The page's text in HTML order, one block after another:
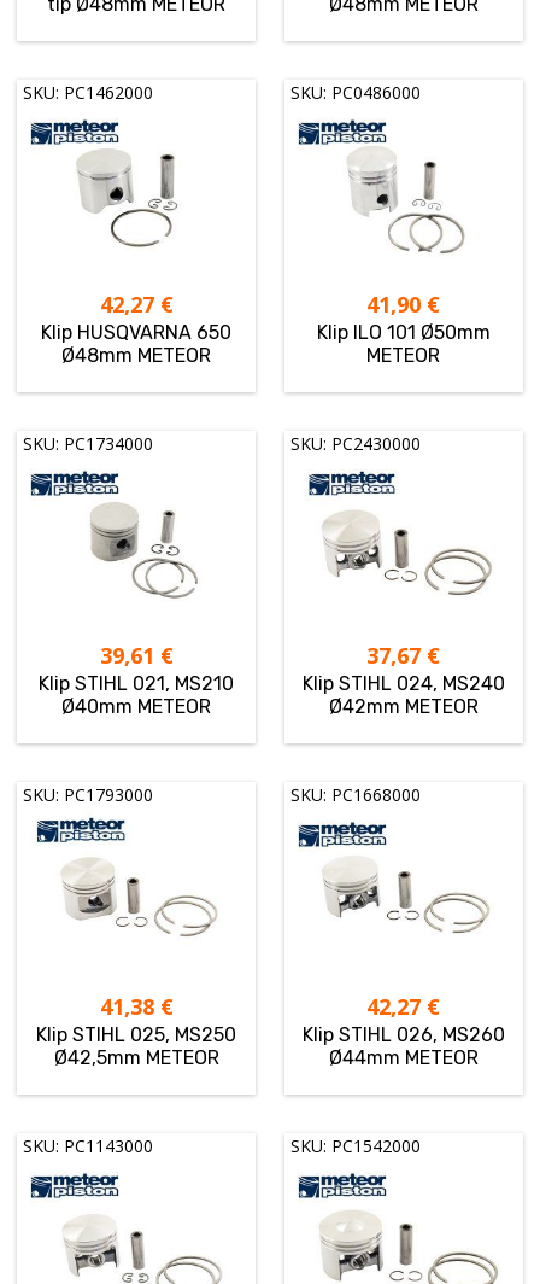
tip Ø48mm METEOR Ø48mm METEOR
SKU: PC1462000
42,27 €
Klip HUSQVARNA 650
Ø48mm METEOR
SKU: PC0486000
41,90 €
Klip ILO 101 Ø50mm
METEOR
SKU: PC1734000
39,61 €
Klip STIHL 021, MS210
Ø40mm METEOR
SKU: PC2430000
37,67 €
Klip STIHL 024, MS240
Ø42mm METEOR
SKU: PC1793000
41,38 €
Klip STIHL 025, MS250
Ø42,5mm METEOR
SKU: PC1668000
42,27 €
Klip STIHL 026, MS260
Ø44mm METEOR
SKU: PC1143000 SKU: PC1542000